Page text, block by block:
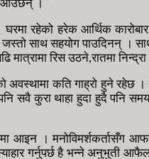
आउछन् ।
रहेको हरेक आर्थिक
साथ सहयोग पाउदिनन् ।
रिस उठने,रातमा
अवस्थामा कति गाह्रो हुने
सवै कुरा थाहा हुदा हुदै पनि
आइन ।
गर्नुपर्छ है भन्ने अनुभुती